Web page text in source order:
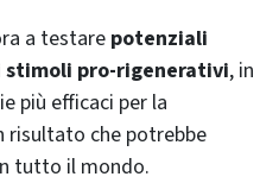
a testare potenziali
pro-rigenerativi, in
più efficaci per la
risultato che potrebbe
tutto il mondo.